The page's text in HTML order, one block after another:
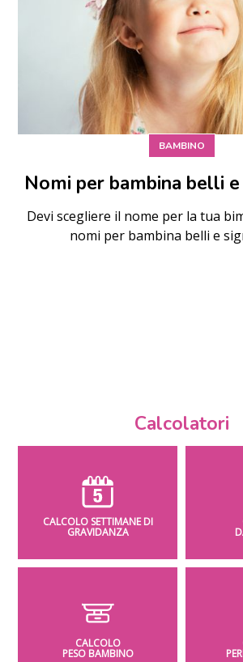
BAMBINO
Nomi per bambina belli
Devi scegliere il nome per la tua
nomi per bambina belli e
Calcolatori
CALCOLO SETTIMANE DI
GRAVIDANZA
CALCOLO
PESO BAMBINO